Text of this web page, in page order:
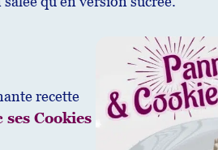
recette
Cookies